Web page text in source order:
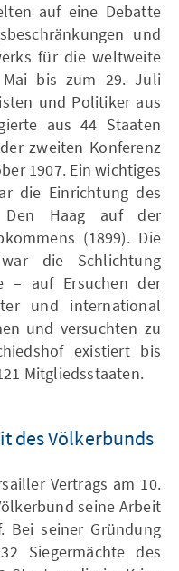
auf eine Debatte
und
für die weltweite
Mai bis zum 29. Juli
und Politiker aus
aus 44 Staaten
zweiten Konferenz
1907. Ein wichtiges
die Einrichtung des
Den Haag auf der
(1899). Die
die Schlichtung
– auf Ersuchen der
und international
und versuchten zu
existiert bis
Mitgliedsstaaten.
des Völkerbunds
Vertrags am 10.
seine Arbeit
Bei seiner Gründung
Siegermächte des